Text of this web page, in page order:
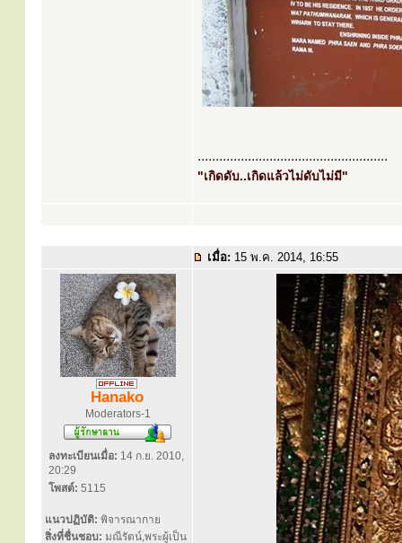
.....................................................
"เกิดดับ..เกิดแล้วไม่ดับไม่มี"
เมื่อ: 15 พ.ค. 2014, 16:55
Hanako
Moderators-1
ลงทะเบียนเมื่อ: 14 ก.ย. 2010,
20:29
โพสต์: 5115
แนวปฏิบัติ: พิจารณากาย
สิ่งที่ชื่นชอบ: มณีรัตน์,พระผู้เป็น